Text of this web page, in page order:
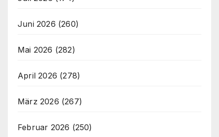
Juni 2026 (260)
Mai 2026 (282)
April 2026 (278)
März 2026 (267)
Februar 2026 (250)